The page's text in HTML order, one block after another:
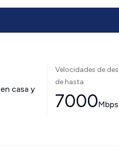
casa y
Velocidades de
de hasta
7000Mbps